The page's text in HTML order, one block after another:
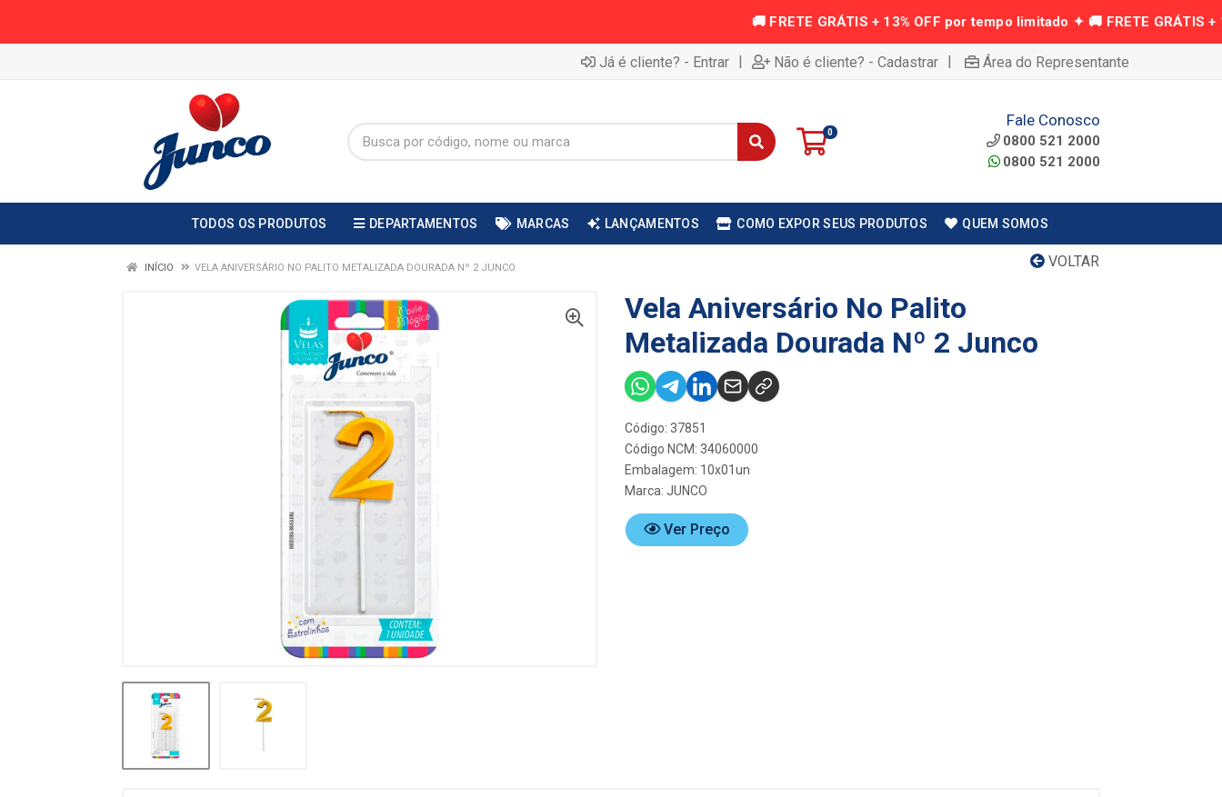
Já é cliente? - Entrar | Não é cliente? - Cadastrar | Área do Representante
0
Fale Conosco
0800 521 2000
0800 521 2000
TODOS OS PRODUTOS DEPARTAMENTOS MARCAS LANÇAMENTOS COMO EXPOR SEUS PRODUTOS QUEM SOMOS
VOLTAR
INÍCIO VELA ANIVERSÁRIO NO PALITO METALIZADA DOURADA Nº 2 JUNCO
Vela Aniversário No Palito
Metalizada Dourada Nº 2 Junco
Código: 37851
Código NCM: 34060000
Embalagem: 10x01un
Marca: JUNCO
Ver Preço